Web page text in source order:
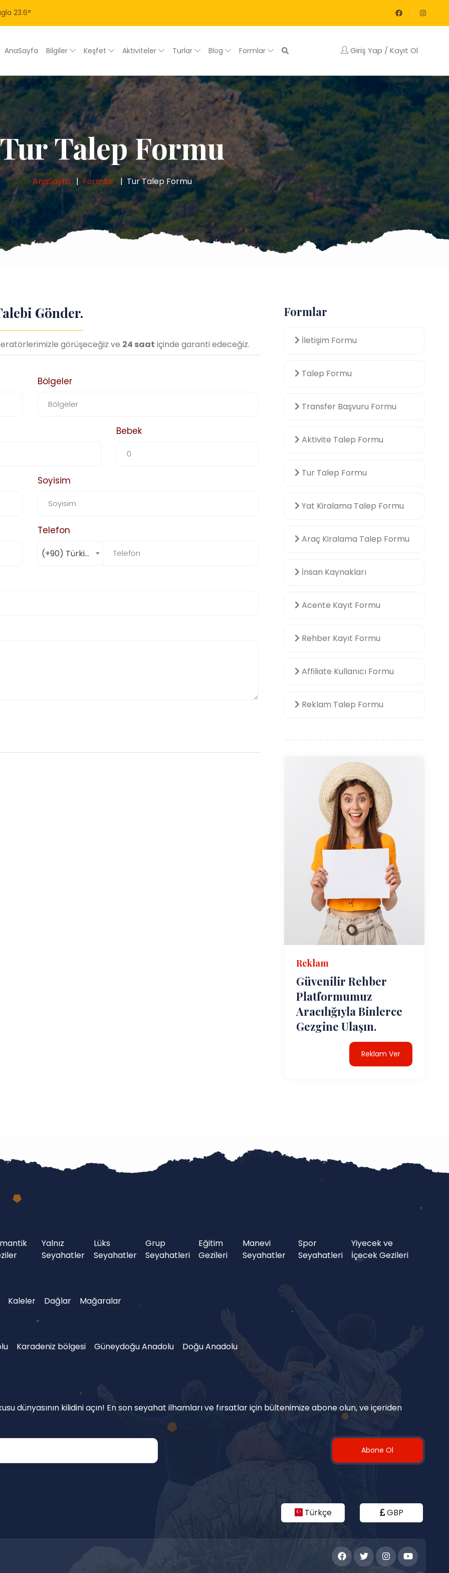
23.6°
AnaSayfa Bilgiler Keşfet Aktiviteler Turlar Blog Formlar Giriş Yap / Kayıt Ol
Tur Talep Formu
AnaSayfa Formlar Tur Talep Formu
Gönder.
görüşeceğiz ve 24 saat içinde garanti edeceğiz.
Bölgeler
Bebek
Soyisim
Telefon
(+90) Türkiye
Formlar
İletişim Formu
Talep Formu
Transfer Başvuru Formu
Aktivite Talep Formu
Tur Talep Formu
Yat Kiralama Talep Formu
Araç Kiralama Talep Formu
İnsan Kaynakları
Acente Kayıt Formu
Rehber Kayıt Formu
Affiliate Kullanıcı Formu
Reklam Talep Formu
Reklam
Güvenilir Rehber
Platformumuz
Aracılığıyla Binlerce
Gezgine Ulaşın.
Reklam Ver
Yalnız
Seyahatler
Lüks
Seyahatler
Grup
Seyahatleri
Eğitim
Gezileri
Manevi
Seyahatler
Spor
Seyahatleri
Yiyecek ve
İçecek Gezileri
Kaleler Dağlar Mağaralar
Karadeniz bölgesi Güneydoğu Anadolu Doğu Anadolu
dünyasının kilidini açın! En son seyahat ilhamları ve fırsatlar için bültenimize abone olun, ve içeriden
Abone Ol
Türkçe GBP